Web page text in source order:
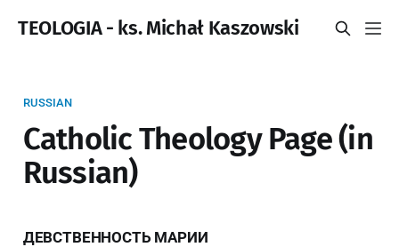
TEOLOGIA - ks. Michał Kaszowski
RUSSIAN
Catholic Theology Page (in
Russian)
ДЕВСТВЕННОСТЬ МАРИИ